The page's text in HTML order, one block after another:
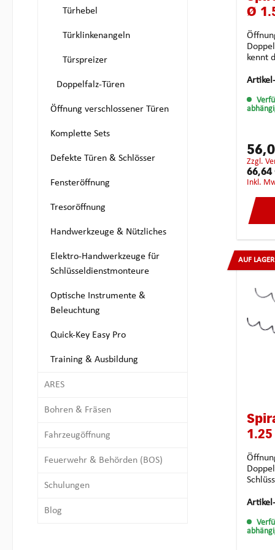
Türhebel
Türklinkenangeln
Türspreizer
Doppelfalz-Türen
Öffnung verschlossener Türen
Komplette Sets
Defekte Türen & Schlösser
Fensteröffnung
Tresoröffnung
Handwerkzeuge & Nützliches
Elektro-Handwerkzeuge für
Schlüsseldienstmonteure
Optische Instrumente &
Beleuchtung
Quick-Key Easy Pro
Training & Ausbildung
ARES
Bohren & Fräsen
Fahrzeugöffnung
Feuerwehr & Behörden (BOS)
Schulungen
Blog
Ø
kennt
Fällen
trifft.
dann
Das
2
1,5
Türen
mit
zzgl.
66,64
inkl.
AUF LAGER
diesen
in sehr